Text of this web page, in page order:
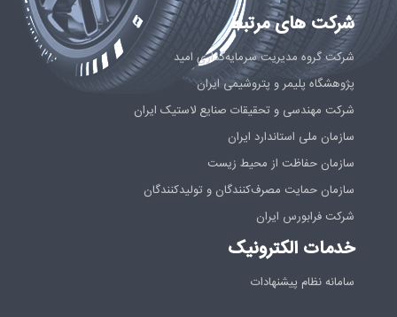
شرکت های مرتبط
شرکت گروه مدیریت سرمایه‌گذاری امید
پژوهشگاه پلیمر و پتروشیمی ایران
شرکت مهندسی و تحقیقات صنایع لاستیک ایران
سازمان ملی استاندارد ایران
سازمان حفاظت از محیط زیست
سازمان حمایت مصرف‌کنندگان و تولیدکنندگان
شرکت فرابورس ایران
خدمات الکترونیک
سامانه نظام پیشنهادات